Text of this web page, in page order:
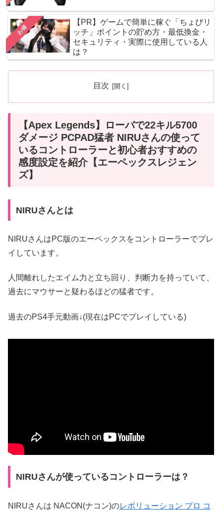
お得
【PR】ゲームで簡単に稼ぐ「ちょびリ
ッチ」ポイントの貯め方・最低換金・
セキュリティ・実際に使用している人
は？
目次
【Apex Legends】ローバで22キル5700
ダメージ PCPAD猛者 NIRUさんの使って
いるコントローラーと初心者おすすめの
感度設定を紹介【エーペックスレジェン
ズ】
NIRUさんとは
NIRUさんはPC版のエーペックスをコントローラーでプレ
イしています。
人間離れしたエイム力と立ち回り、判断力を持っていて、
過去にマウサーと疑わるほどの猛者です。
過去のPS4手元動画↓(現在はPCでプレイしている)
NIRUさんが使っているコントローラーは？
NIRUさんは NACON(ナコン)のレボリューション プロ コ